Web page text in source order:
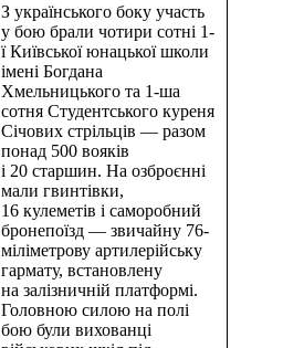
З українського боку участь
у бою брали чотири сотні 1-
ї Київської юнацької школи
імені Богдана
Хмельницького та 1-ша
сотня Студентського куреня
Січових стрільців — разом
понад 500 вояків
і 20 старшин. На озброєнні
мали гвинтівки,
16 кулеметів і саморобний
бронепоїзд — звичайну 76-
міліметрову артилерійську
гармату, встановлену
на залізничній платформі.
Головною силою на полі
бою були вихованці